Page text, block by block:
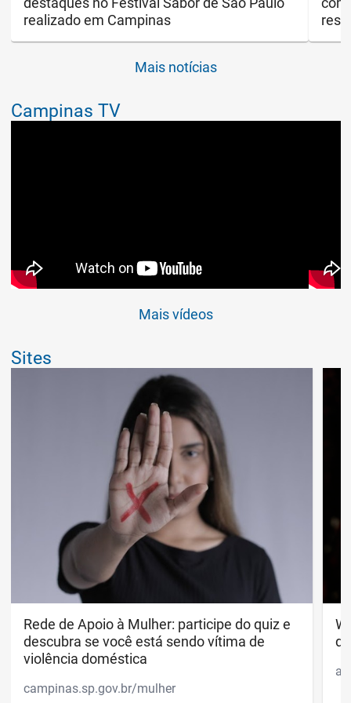
realizado em Campinas
Mais notícias
Campinas TV
Mais vídeos
Sites
Rede de Apoio à Mulher: participe do quiz e
Rede de Apoio à Mulher: participe do quiz e
descubra se você está sendo vítima de
violência doméstica
campinas.sp.gov.br/mulher